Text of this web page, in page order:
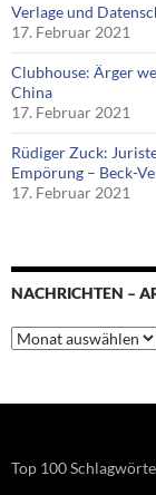
Verlage und
17. Februar 2021
Clubhouse: Ärger
China
17. Februar 2021
Rüdiger Zuck:
Empörung – Beck-
17. Februar 2021
NACHRICHTEN –
Nachrichten
–
Top 100